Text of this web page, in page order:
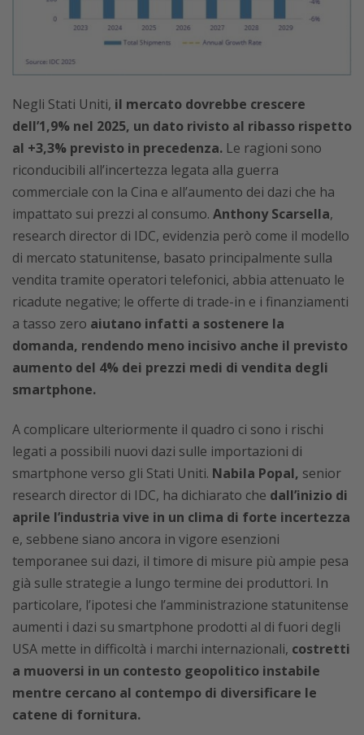
Negli Stati Uniti, il mercato dovrebbe crescere
dell’1,9% nel 2025, un dato rivisto al ribasso rispetto
al +3,3% previsto in precedenza. Le ragioni sono
riconducibili all’incertezza legata alla guerra
commerciale con la Cina e all’aumento dei dazi che ha
impattato sui prezzi al consumo. Anthony Scarsella,
research director di IDC, evidenzia però come il modello
di mercato statunitense, basato principalmente sulla
vendita tramite operatori telefonici, abbia attenuato le
ricadute negative; le offerte di trade-in e i finanziamenti
a tasso zero aiutano infatti a sostenere la
domanda, rendendo meno incisivo anche il previsto
aumento del 4% dei prezzi medi di vendita degli
smartphone.
A complicare ulteriormente il quadro ci sono i rischi
legati a possibili nuovi dazi sulle importazioni di
smartphone verso gli Stati Uniti. Nabila Popal, senior
research director di IDC, ha dichiarato che dall’inizio di
aprile l’industria vive in un clima di forte incertezza
e, sebbene siano ancora in vigore esenzioni
temporanee sui dazi, il timore di misure più ampie pesa
già sulle strategie a lungo termine dei produttori. In
particolare, l’ipotesi che l’amministrazione statunitense
aumenti i dazi su smartphone prodotti al di fuori degli
USA mette in difficoltà i marchi internazionali, costretti
a muoversi in un contesto geopolitico instabile
mentre cercano al contempo di diversificare le
catene di fornitura.